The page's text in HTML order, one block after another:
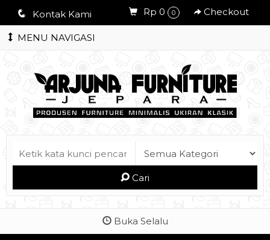
q Kontak Kami Rp 0 0 Checkout
MENU NAVIGASI
Cari
Buka Selalu